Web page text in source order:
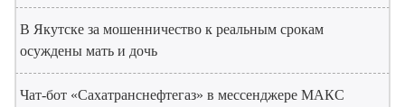
В Якутске за мошенничество к реальным срокам
осуждены мать и дочь
Чат-бот «Сахатранснефтегаз» в мессенджере МАКС